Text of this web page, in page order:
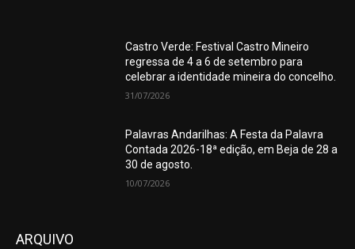
Castro Verde: Festival Castro Mineiro
regressa de 4 a 6 de setembro para
celebrar a identidade mineira do concelho.
31/07/2026
Palavras Andarilhas: A Festa da Palavra
Contada 2026-18ª edição, em Beja de 28 a
30 de agosto.
10/07/2026
ARQUIVO